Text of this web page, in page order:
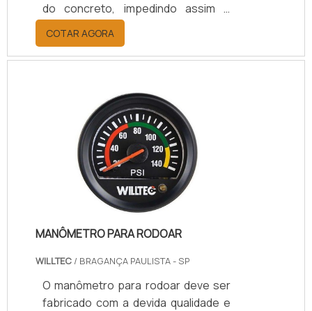
do concreto, impedindo assim o
surgimento de rachaduras e
quebras na edificação.O perfil
elastomérico é uma especie de é um
característica principal uma
elasticidade, que permite as
movimentações do concreto que
este tipo de junta suporta.O que são
juntas de dilataçãoAs juntas de
dilatação são espaços presentes
em edificações para ajuda.
COTAR AGORA
MANÔMETRO PARA RODOAR
WILLTEC / BRAGANÇA PAULISTA - SP
O manômetro para rodoar deve ser
fabricado com a devida qualidade e